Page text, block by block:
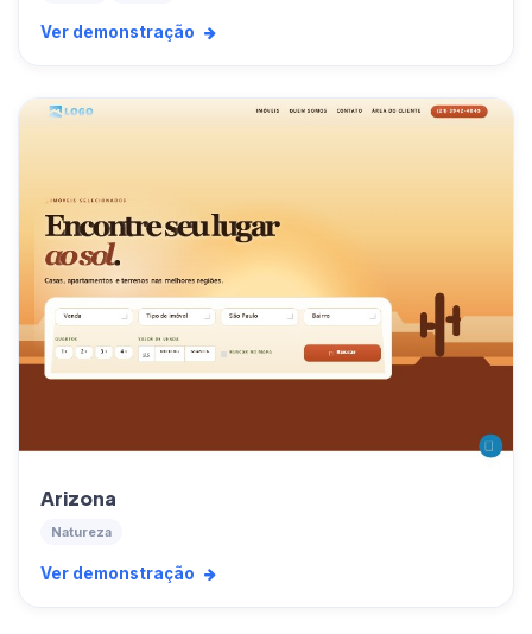
Ver demonstração
Arizona
Natureza
Ver demonstração